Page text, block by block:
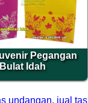
Pegangan
Bulat Idah
undangan, jual tas